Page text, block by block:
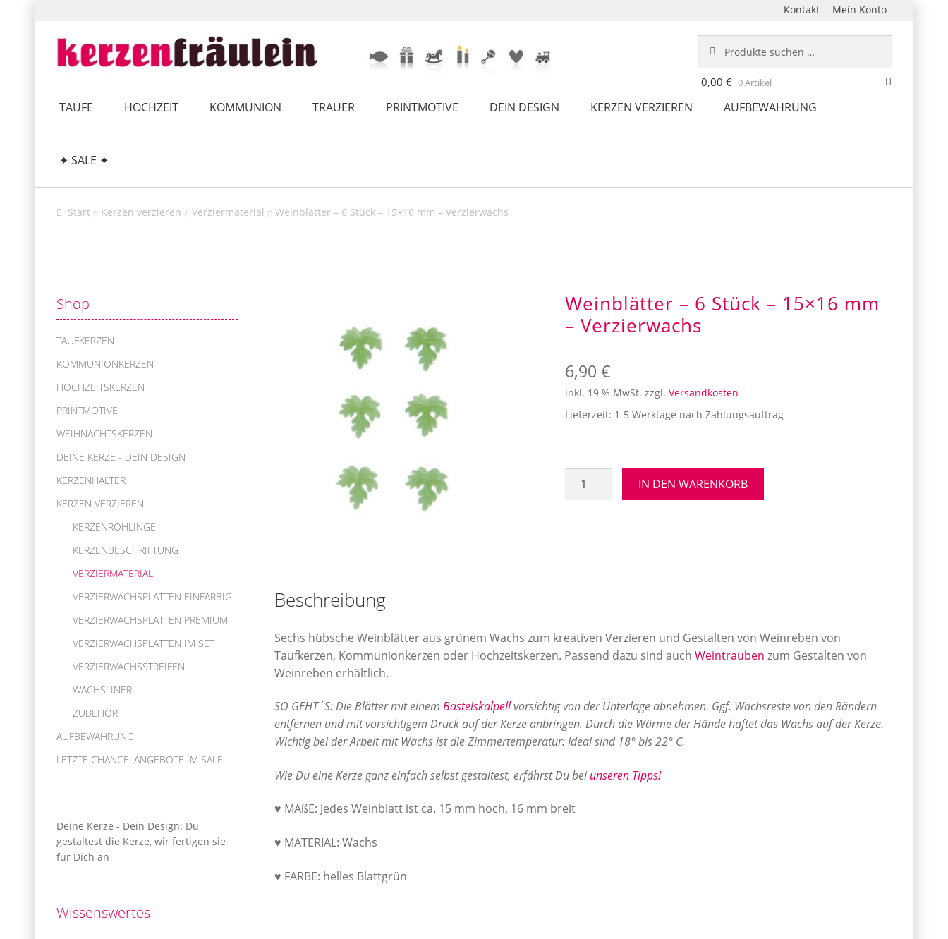
springen
springen
Kontakt Mein Konto
nach:
TAUFE HOCHZEIT KOMMUNION TRAUER PRINTMOTIVE DEIN DESIGN KERZEN VERZIEREN AUFBEWAHRUNG
✦ SALE ✦
0,00 € 0 Artikel
Start Kerzen verzieren Verziermaterial Weinblätter – 6 Stück – 15×16 mm – Verzierwachs
Weinblätter – 6 Stück – 15×16 mm
– Verzierwachs
6,90 €
inkl. 19 % MwSt. zzgl. Versandkosten
Lieferzeit: 1-5 Werktage nach Zahlungsauftrag
Weinblätter
Menge
IN DEN WARENKORB
Beschreibung
Sechs hübsche Weinblätter aus grünem Wachs zum kreativen Verzieren und Gestalten von Weinreben von
Taufkerzen, Kommunionkerzen oder Hochzeitskerzen. Passend dazu sind auch Weintrauben zum Gestalten von
Weinreben erhältlich.
SO GEHT´S: Die Blätter mit einem Bastelskalpellvorsichtig von der Unterlage abnehmen. Ggf. Wachsreste von den Rändern
entfernen und mit vorsichtigem Druck auf der Kerze anbringen. Durch die Wärme der Hände haftet das Wachs auf der Kerze.
Wichtig bei der Arbeit mit Wachs ist die Zimmertemperatur: Ideal sind 18° bis 22° C.
Wie Du eine Kerze ganz einfach selbst gestaltest, erfährst Du bei unseren Tipps!
♥ MAßE: Jedes Weinblatt ist ca. 15 mm hoch, 16 mm breit
♥ MATERIAL: Wachs
♥ FARBE: helles Blattgrün
Shop
TAUFKERZEN
KOMMUNIONKERZEN
HOCHZEITSKERZEN
PRINTMOTIVE
WEIHNACHTSKERZEN
DEINE KERZE - DEIN DESIGN
KERZENHALTER
KERZEN VERZIEREN
KERZENROHLINGE
KERZENBESCHRIFTUNG
VERZIERMATERIAL
VERZIERWACHSPLATTEN EINFARBIG
VERZIERWACHSPLATTEN PREMIUM
VERZIERWACHSPLATTEN IM SET
VERZIERWACHSSTREIFEN
WACHSLINER
ZUBEHÖR
AUFBEWAHRUNG
LETZTE CHANCE: ANGEBOTE IM SALE
Deine Kerze - Dein Design: Du
gestaltest die Kerze, wir fertigen sie
für Dich an
Wissenswertes